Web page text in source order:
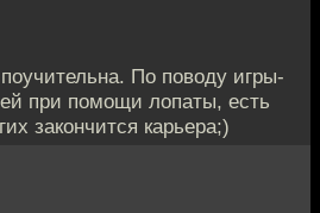
По поводу игры-
при помощи лопаты, есть
закончится карьера;)